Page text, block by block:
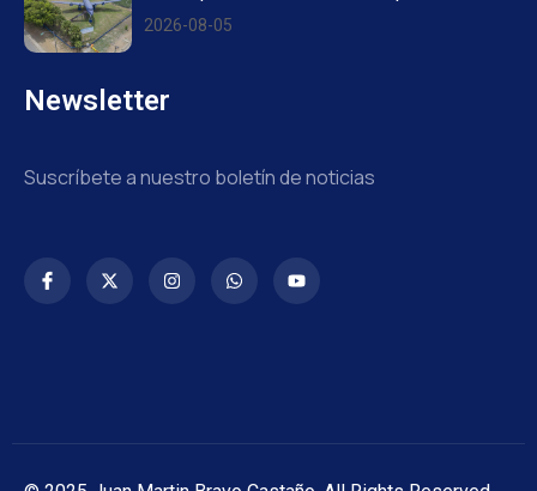
2026-08-05
Newsletter
Suscríbete a nuestro boletín de noticias